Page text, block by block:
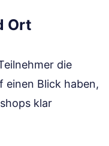
Ort
die
Blick haben,
klar